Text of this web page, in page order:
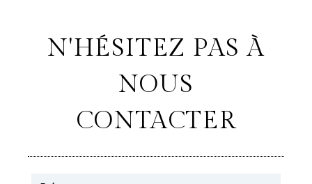
N'HÉSITEZ PAS À
NOUS
CONTACTER